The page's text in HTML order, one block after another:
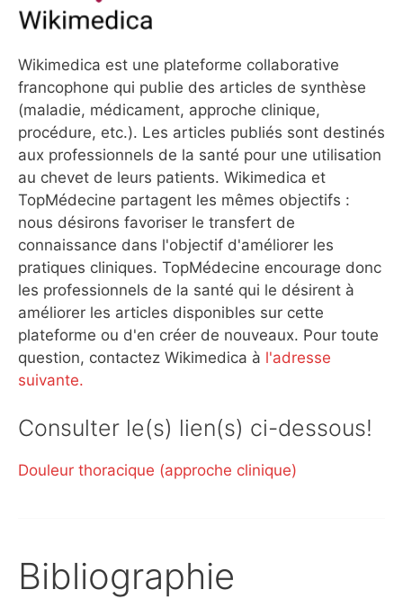
Wikimedica est une plateforme collaborative
francophone qui publie des articles de synthèse
(maladie, médicament, approche clinique,
procédure, etc.). Les articles publiés sont destinés
aux professionnels de la santé pour une utilisation
au chevet de leurs patients. Wikimedica et
TopMédecine partagent les mêmes objectifs :
nous désirons favoriser le transfert de
connaissance dans l'objectif d'améliorer les
pratiques cliniques. TopMédecine encourage donc
les professionnels de la santé qui le désirent à
améliorer les articles disponibles sur cette
plateforme ou d'en créer de nouveaux. Pour toute
question, contactez Wikimedica à l'adresse
suivante.
Consulter le(s) lien(s) ci-dessous!
Douleur thoracique (approche clinique)
Bibliographie